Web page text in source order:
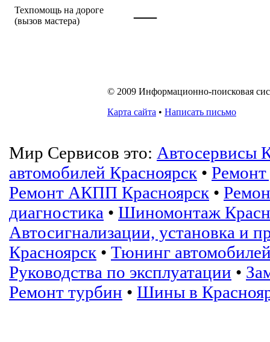
Техпомощь на дороге
(вызов мастера)
—
© 2009 Информационно-поисковая
Карта сайта • Написать письмо
Мир Сервисов это: Автосервисы
автомобилей Красноярск • Ремонт
Ремонт АКПП Красноярск •
диагностика • Шиномонтаж
Автосигнализации, установка и
Красноярск • Тюнинг
Руководства по эксплуатации •
Ремонт турбин • Шины в